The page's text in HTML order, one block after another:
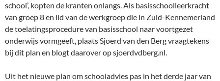
school’, kopten de kranten onlangs. Als basisschoolleerkracht
van groep 8 en lid van de werkgroep die in Zuid-Kennemerland
de toelatingsprocedure van basisschool naar voortgezet
onderwijs vormgeeft, plaats Sjoerd van den Berg vraagtekens
bij dit plan en blogt daarover op sjoerdvdberg.nl.
Uit het nieuwe plan om schooladvies pas in het derde jaar van